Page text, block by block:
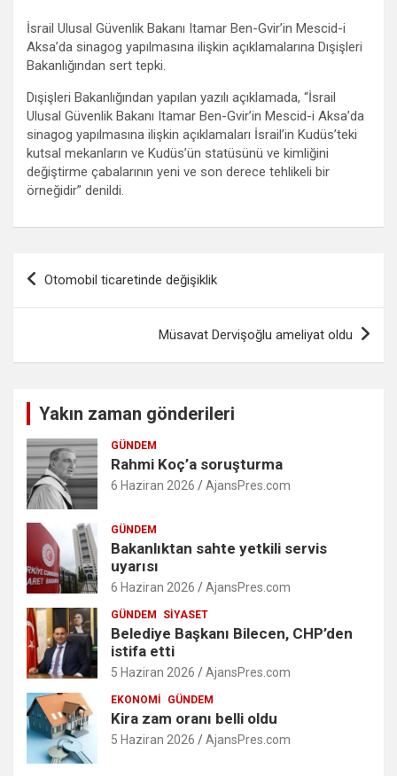
İsrail Ulusal Güvenlik Bakanı Itamar Ben-Gvir’in Mescid-i
Aksa’da sinagog yapılmasına ilişkin açıklamalarına Dışişleri
Bakanlığından sert tepki.
Dışişleri Bakanlığından yapılan yazılı açıklamada, “İsrail
Ulusal Güvenlik Bakanı Itamar Ben-Gvir’in Mescid-i Aksa’da
sinagog yapılmasına ilişkin açıklamaları İsrail’in Kudüs’teki
kutsal mekanların ve Kudüs’ün statüsünü ve kimliğini
değiştirme çabalarının yeni ve son derece tehlikeli bir
örneğidir” denildi.
Yazı
Otomobil ticaretinde değişiklik
Müsavat Dervişoğlu ameliyat oldu
Yakın zaman gönderileri
GÜNDEM
Rahmi Koç’a soruşturma
6 Haziran 2026 AjansPres.com
GÜNDEM
Bakanlıktan sahte yetkili servis
uyarısı
6 Haziran 2026 AjansPres.com
GÜNDEM SIYASET
Belediye Başkanı Bilecen, CHP’den
istifa etti
5 Haziran 2026 AjansPres.com
EKONOMI GÜNDEM
Kira zam oranı belli oldu
5 Haziran 2026 AjansPres.com